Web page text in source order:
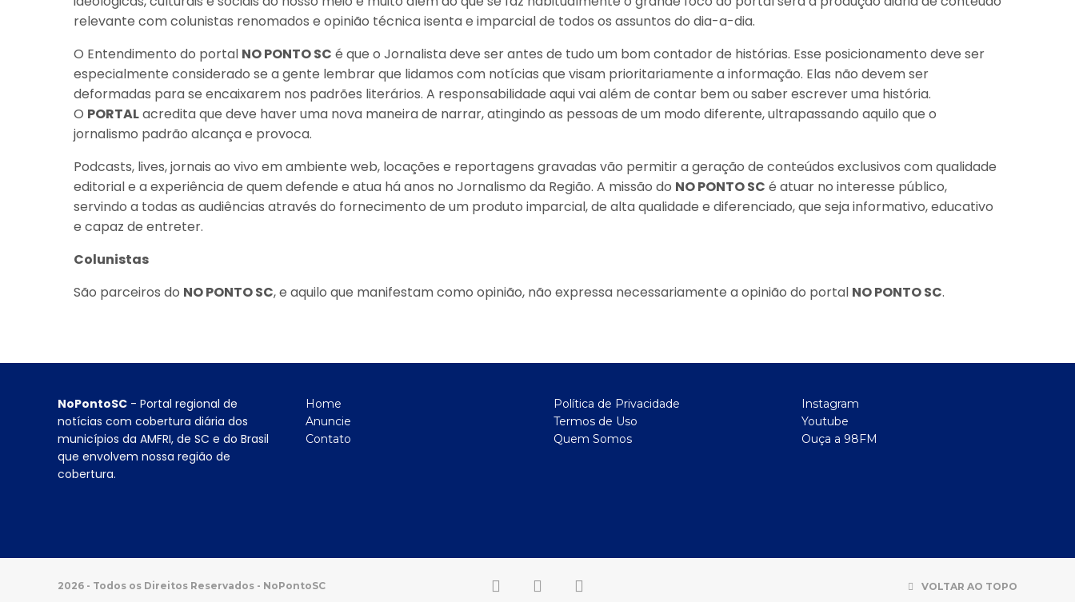
relevante com colunistas renomados e opinião técnica isenta e imparcial de todos os assuntos do dia-a-dia.
O Entendimento do portal NO PONTO SC é que o Jornalista deve ser antes de tudo um bom contador de histórias. Esse posicionamento deve ser
especialmente considerado se a gente lembrar que lidamos com notícias que visam prioritariamente a informação. Elas não devem ser
deformadas para se encaixarem nos padrões literários. A responsabilidade aqui vai além de contar bem ou saber escrever uma história.
O PORTALacredita que deve haver uma nova maneira de narrar, atingindo as pessoas de um modo diferente, ultrapassando aquilo que o
jornalismo padrão alcança e provoca.
Podcasts, lives, jornais ao vivo em ambiente web, locações e reportagens gravadas vão permitir a geração de conteúdos exclusivos com qualidade
editorial e a experiência de quem defende e atua há anos no Jornalismo da Região. A missão do NO PONTO SC é atuar no interesse público,
servindo a todas as audiências através do fornecimento de um produto imparcial, de alta qualidade e diferenciado, que seja informativo, educativo
e capaz de entreter.
Colunistas
São parceiros do NO PONTO SC, e aquilo que manifestam como opinião, não expressa necessariamente a opinião do portal NO PONTO SC.
NoPontoSC - Portal regional de
notícias com cobertura diária dos
municípios da AMFRI, de SC e do Brasil
que envolvem nossa região de
cobertura.
Home
Anuncie
Contato
Política de Privacidade
Termos de Uso
Quem Somos
Instagram
Youtube
Ouça a 98FM
2026 - Todos os Direitos Reservados - NoPontoSC VOLTAR AO TOPO